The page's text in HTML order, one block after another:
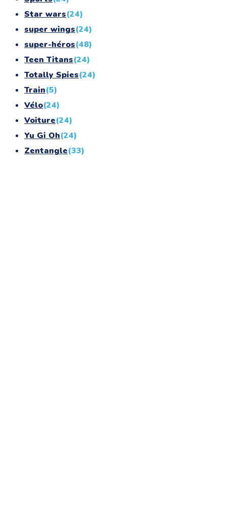
Star wars(24)
super wings(24)
super-héros(48)
Teen Titans(24)
Totally Spies(24)
Train(5)
Vélo(24)
Voiture(24)
Yu Gi Oh(24)
Zentangle(33)